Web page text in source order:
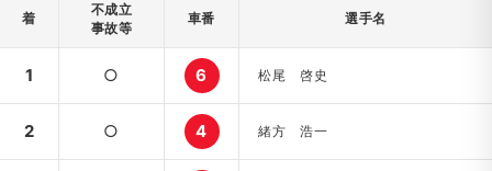
着
不成立
事故等
車番 選手名
1 ○ 6 松尾 啓史
2 ○ 4 緒方 浩一